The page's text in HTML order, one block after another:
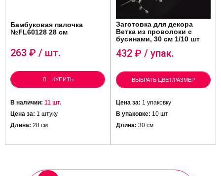
Бамбуковая палочка
№FL60128 28 см
263 ₽ / шт.
КУПИТЬ
В наличии: 11 шт.
Цена за: 1 штуку
Длина: 28 см
Заготовка для декора
Ветка из проволоки с
бусинами, 30 см 1/10 шт
432 ₽ / упак.
ВЫБРАТЬ ЦВЕТ/РАЗМЕР
Цена за: 1 упаковку
В упаковке: 10 шт
Длина: 30 см